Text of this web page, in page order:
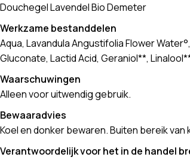
Douchegel Lavendel Bio Demeter
Werkzame bestanddelen
Aqua, Lavandula Angustifolia Flower
Gluconate, Lactid Acid, Geraniol**,
Waarschuwingen
Alleen voor uitwendig gebruik.
Bewaaradvies
Koel en donker bewaren. Buiten bereik van
Verantwoordelijk voor het in de handel